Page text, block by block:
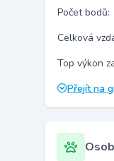
Počet bodů:
Celková
Top výkon
Přejít na